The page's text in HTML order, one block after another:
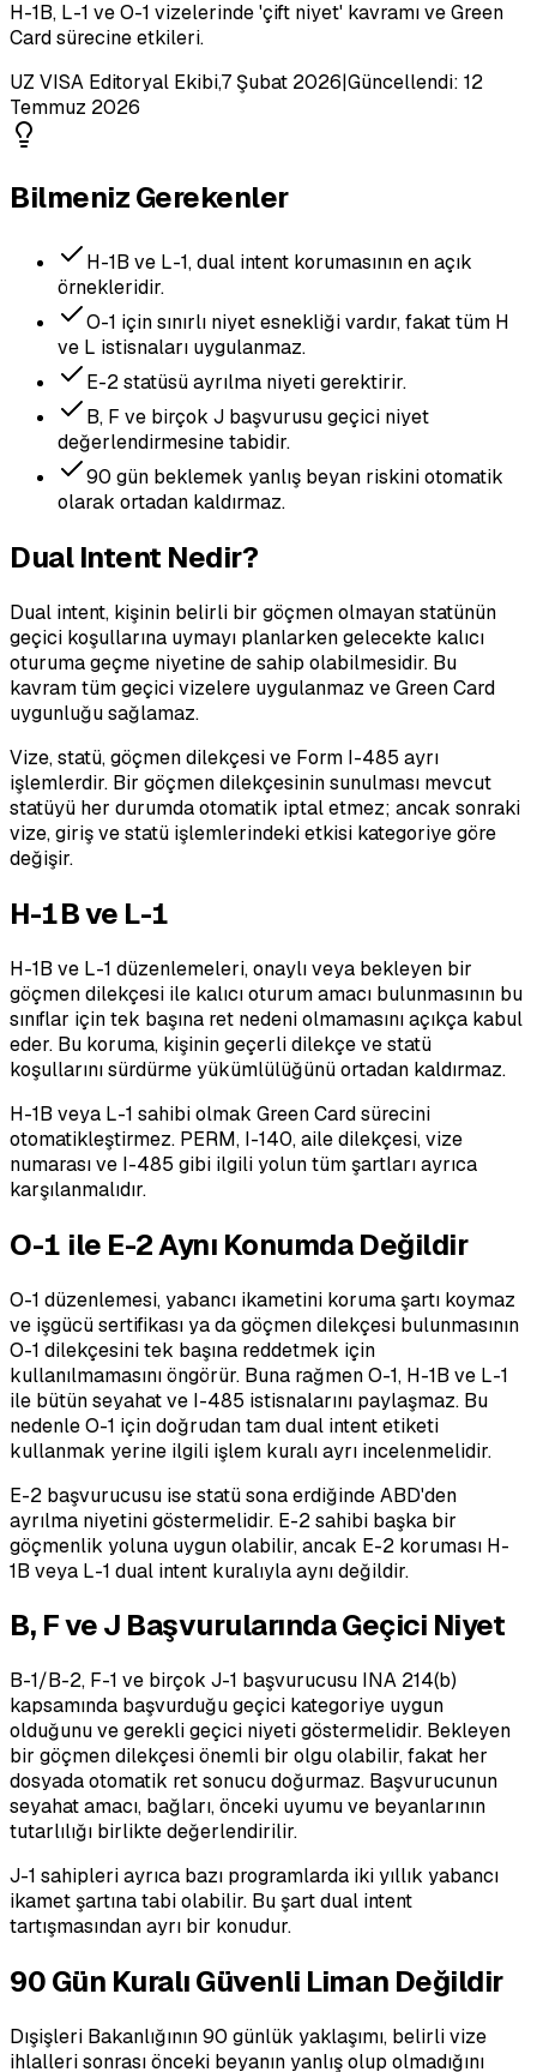
H-1B, L-1 ve O-1 vizelerinde 'çift niyet' kavramı ve Green
Card sürecine etkileri.
UZ VISA Editoryal Ekibi,7 Şubat 2026|Güncellendi: 12
Temmuz 2026
Bilmeniz Gerekenler
H-1B ve L-1, dual intent korumasının en açık
örnekleridir.
O-1 için sınırlı niyet esnekliği vardır, fakat tüm H
ve L istisnaları uygulanmaz.
E-2 statüsü ayrılma niyeti gerektirir.
B, F ve birçok J başvurusu geçici niyet
değerlendirmesine tabidir.
90 gün beklemek yanlış beyan riskini otomatik
olarak ortadan kaldırmaz.
Dual Intent Nedir?
Dual intent, kişinin belirli bir göçmen olmayan statünün
geçici koşullarına uymayı planlarken gelecekte kalıcı
oturuma geçme niyetine de sahip olabilmesidir. Bu
kavram tüm geçici vizelere uygulanmaz ve Green Card
uygunluğu sağlamaz.
Vize, statü, göçmen dilekçesi ve Form I-485 ayrı
işlemlerdir. Bir göçmen dilekçesinin sunulması mevcut
statüyü her durumda otomatik iptal etmez; ancak sonraki
vize, giriş ve statü işlemlerindeki etkisi kategoriye göre
değişir.
H-1B ve L-1
H-1B ve L-1 düzenlemeleri, onaylı veya bekleyen bir
göçmen dilekçesi ile kalıcı oturum amacı bulunmasının bu
sınıflar için tek başına ret nedeni olmamasını açıkça kabul
eder. Bu koruma, kişinin geçerli dilekçe ve statü
koşullarını sürdürme yükümlülüğünü ortadan kaldırmaz.
H-1B veya L-1 sahibi olmak Green Card sürecini
otomatikleştirmez. PERM, I-140, aile dilekçesi, vize
numarası ve I-485 gibi ilgili yolun tüm şartları ayrıca
karşılanmalıdır.
O-1 ile E-2 Aynı Konumda Değildir
O-1 düzenlemesi, yabancı ikametini koruma şartı koymaz
ve işgücü sertifikası ya da göçmen dilekçesi bulunmasının
O-1 dilekçesini tek başına reddetmek için
kullanılmamasını öngörür. Buna rağmen O-1, H-1B ve L-1
ile bütün seyahat ve I-485 istisnalarını paylaşmaz. Bu
nedenle O-1 için doğrudan tam dual intent etiketi
kullanmak yerine ilgili işlem kuralı ayrı incelenmelidir.
E-2 başvurucusu ise statü sona erdiğinde ABD'den
ayrılma niyetini göstermelidir. E-2 sahibi başka bir
göçmenlik yoluna uygun olabilir, ancak E-2 koruması H-
1B veya L-1 dual intent kuralıyla aynı değildir.
B, F ve J Başvurularında Geçici Niyet
B-1/B-2, F-1 ve birçok J-1 başvurucusu INA 214(b)
kapsamında başvurduğu geçici kategoriye uygun
olduğunu ve gerekli geçici niyeti göstermelidir. Bekleyen
bir göçmen dilekçesi önemli bir olgu olabilir, fakat her
dosyada otomatik ret sonucu doğurmaz. Başvurucunun
seyahat amacı, bağları, önceki uyumu ve beyanlarının
tutarlılığı birlikte değerlendirilir.
J-1 sahipleri ayrıca bazı programlarda iki yıllık yabancı
ikamet şartına tabi olabilir. Bu şart dual intent
tartışmasından ayrı bir konudur.
90 Gün Kuralı Güvenli Liman Değildir
Dışişleri Bakanlığının 90 günlük yaklaşımı, belirli vize
ihlalleri sonrası önceki beyanın yanlış olup olmadığını